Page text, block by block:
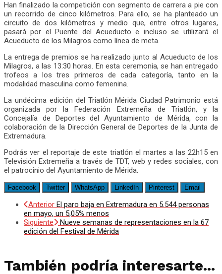
Han finalizado la competición con segmento de carrera a pie con
un recorrido de cinco kilómetros. Para ello, se ha planteado un
circuito de dos kilómetros y medio que, entre otros lugares,
pasará por el Puente del Acueducto e incluso se utilizará el
Acueducto de los Milagros como línea de meta.
La entrega de premios se ha realizado junto al Acueducto de los
Milagros, a las 13:30 horas. En esta ceremonia, se han entregado
trofeos a los tres primeros de cada categoría, tanto en la
modalidad masculina como femenina.
La undécima edición del Triatlón Mérida Ciudad Patrimonio está
organizada por la Federación Extremeña de Triatlón, y la
Concejalía de Deportes del Ayuntamiento de Mérida, con la
colaboración de la Dirección General de Deportes de la Junta de
Extremadura.
Podrás ver el reportaje de este triatlón el martes a las 22h15 en
Televisión Extremeña a través de TDT, web y redes sociales, con
el patrocinio del Ayuntamiento de Mérida.
Facebook Twitter WhatsApp LinkedIn Pinterest Email
Anterior El paro baja en Extremadura en 5.544 personas
en mayo, un 5,05% menos
Siguiente
Nueve semanas de representaciones en la 67
edición del Festival de Mérida
También podría interesarte...